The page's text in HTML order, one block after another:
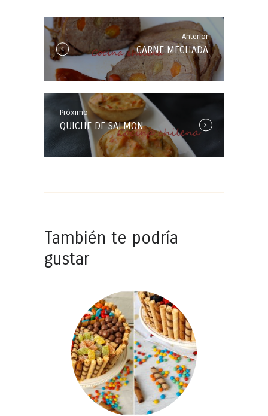
entradas
AnteriorAnterior
Entrada:
CARNE MECHADA
Próximo Próxima
Entrada:
QUICHE DE SALMON
También te podría
gustar